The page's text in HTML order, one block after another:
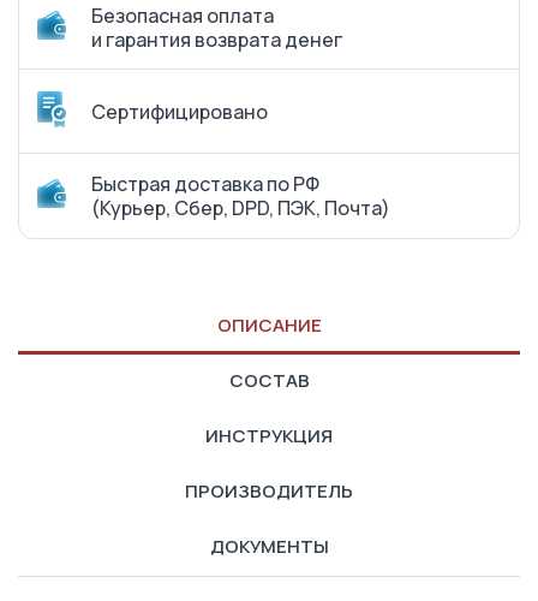
Безопасная оплата
и гарантия возврата денег
Сертифицировано
Быстрая доставка по РФ
(Курьер, Сбер, DPD, ПЭК, Почта)
ОПИСАНИЕ
СОСТАВ
ИНСТРУКЦИЯ
ПРОИЗВОДИТЕЛЬ
ДОКУМЕНТЫ